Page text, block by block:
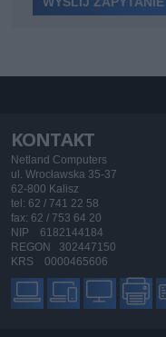
KONTAKT
Netland Computers
ul. Wrocławska 35-37
62-800 Kalisz
tel: 62 / 741 22 58
fax: 62 / 753 64 20
NIP 6182144184
REGON 302447150
KRS 0000465606